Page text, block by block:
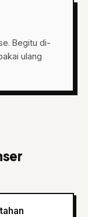
Begitu di-
ulang